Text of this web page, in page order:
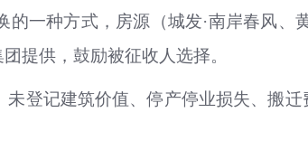
一种方式，房源（城发·南岸春风、
提供，鼓励被征收人选择。
登记建筑价值、停产停业损失、搬